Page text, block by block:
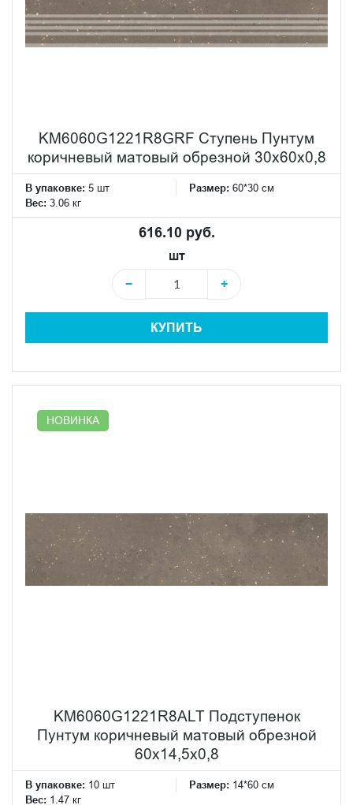
KM6060G1221R8GRF Ступень Пунтум
коричневый матовый обрезной 30x60x0,8
В упаковке: 5 шт Размер: 60*30 см
Вес: 3.06 кг
616.10 руб.
шт
−
+
КУПИТЬ
НОВИНКА
KM6060G1221R8ALT Подступенок
Пунтум коричневый матовый обрезной
60x14,5x0,8
В упаковке: 10 шт Размер: 14*60 см
Вес: 1.47 кг